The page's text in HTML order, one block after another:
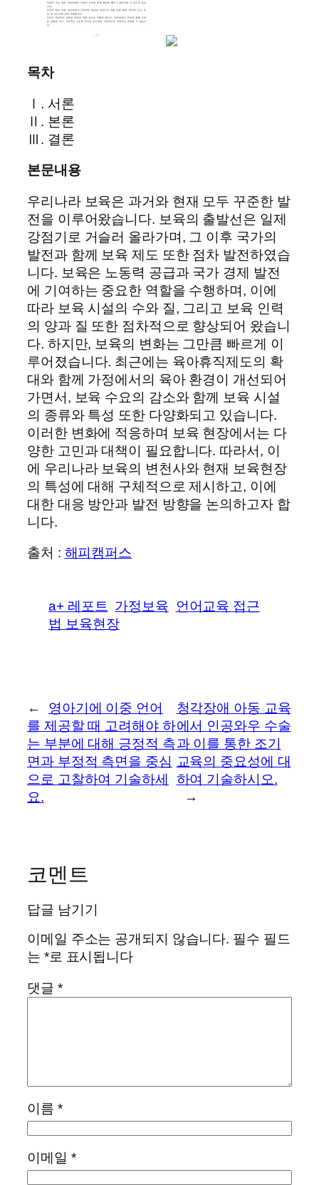
목차
Ⅰ. 서론
Ⅱ. 본론
Ⅲ. 결론
본문내용
우리나라 보육은 과거와 현재 모두 꾸준한 발
전을 이루어왔습니다. 보육의 출발선은 일제
강점기로 거슬러 올라가며, 그 이후 국가의
발전과 함께 보육 제도 또한 점차 발전하였습
니다. 보육은 노동력 공급과 국가 경제 발전
에 기여하는 중요한 역할을 수행하며, 이에
따라 보육 시설의 수와 질, 그리고 보육 인력
의 양과 질 또한 점차적으로 향상되어 왔습니
다. 하지만, 보육의 변화는 그만큼 빠르게 이
루어졌습니다. 최근에는 육아휴직제도의 확
대와 함께 가정에서의 육아 환경이 개선되어
가면서, 보육 수요의 감소와 함께 보육 시설
의 종류와 특성 또한 다양화되고 있습니다.
이러한 변화에 적응하며 보육 현장에서는 다
양한 고민과 대책이 필요합니다. 따라서, 이
에 우리나라 보육의 변천사와 현재 보육현장
의 특성에 대해 구체적으로 제시하고, 이에
대한 대응 방안과 발전 방향을 논의하고자 합
니다.
출처 : 해피캠퍼스
a+ 레포트 가정보육 언어교육 접근
법 보육현장
←
영아기에 이중 언어
를 제공할 때 고려해야 하
는 부분에 대해 긍정적 측
면과 부정적 측면을 중심
으로 고찰하여 기술하세
요.
청각장애 아동 교육
에서 인공와우 수술
과 이를 통한 조기
교육의 중요성에 대
하여 기술하시오.
→
코멘트
답글 남기기
이메일 주소는 공개되지 않습니다. 필수 필드
는 *로 표시됩니다
댓글 *
이름 *
이메일 *